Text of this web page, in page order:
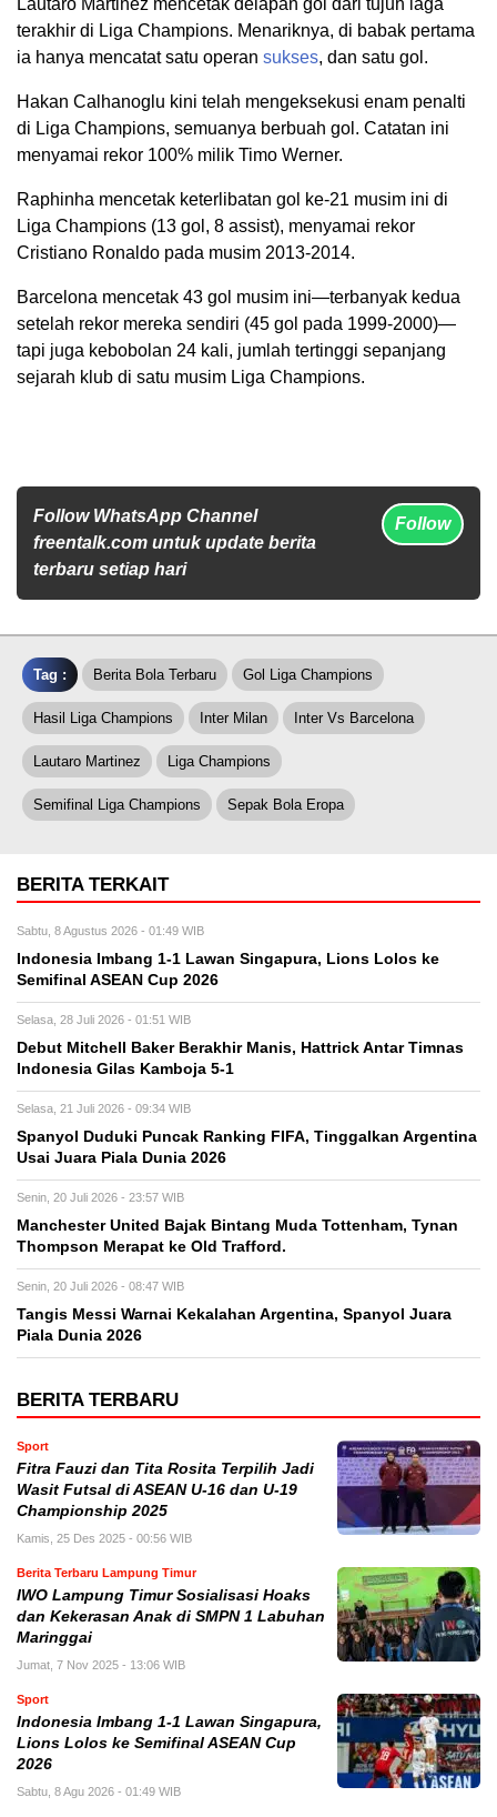
terakhir di Liga Champions. Menariknya, di babak pertama
ia hanya mencatat satu operan sukses, dan satu gol.
Hakan Calhanoglu kini telah mengeksekusi enam penalti
di Liga Champions, semuanya berbuah gol. Catatan ini
menyamai rekor 100% milik Timo Werner.
Raphinha mencetak keterlibatan gol ke-21 musim ini di
Liga Champions (13 gol, 8 assist), menyamai rekor
Cristiano Ronaldo pada musim 2013-2014.
Barcelona mencetak 43 gol musim ini—terbanyak kedua
setelah rekor mereka sendiri (45 gol pada 1999-2000)—
tapi juga kebobolan 24 kali, jumlah tertinggi sepanjang
sejarah klub di satu musim Liga Champions.
Follow WhatsApp Channel
freentalk.com untuk update berita
terbaru setiap hari
Follow
Tag : Berita Bola Terbaru Gol Liga Champions
Hasil Liga Champions Inter Milan Inter Vs Barcelona
Lautaro Martinez Liga Champions
Semifinal Liga Champions Sepak Bola Eropa
BERITA TERKAIT
Sabtu, 8 Agustus 2026 - 01:49 WIB
Indonesia Imbang 1-1 Lawan Singapura, Lions Lolos ke
Semifinal ASEAN Cup 2026
Selasa, 28 Juli 2026 - 01:51 WIB
Debut Mitchell Baker Berakhir Manis, Hattrick Antar Timnas
Indonesia Gilas Kamboja 5-1
Selasa, 21 Juli 2026 - 09:34 WIB
Spanyol Duduki Puncak Ranking FIFA, Tinggalkan Argentina
Usai Juara Piala Dunia 2026
Senin, 20 Juli 2026 - 23:57 WIB
Manchester United Bajak Bintang Muda Tottenham, Tynan
Thompson Merapat ke Old Trafford.
Senin, 20 Juli 2026 - 08:47 WIB
Tangis Messi Warnai Kekalahan Argentina, Spanyol Juara
Piala Dunia 2026
BERITA TERBARU
Sport
Fitra Fauzi dan Tita Rosita Terpilih Jadi
Wasit Futsal di ASEAN U-16 dan U-19
Championship 2025
Kamis, 25 Des 2025 - 00:56 WIB
Berita Terbaru Lampung Timur
IWO Lampung Timur Sosialisasi Hoaks
dan Kekerasan Anak di SMPN 1 Labuhan
Maringgai
Jumat, 7 Nov 2025 - 13:06 WIB
Sport
Indonesia Imbang 1-1 Lawan Singapura,
Lions Lolos ke Semifinal ASEAN Cup
2026
Sabtu, 8 Agu 2026 - 01:49 WIB